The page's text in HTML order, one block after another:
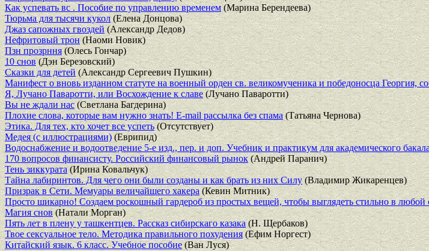
Как успевать вс . Пособие по управлению временем (Марина Берендеева)
Тюрьма для тысячи кукол(Елена Донцова)
Джаз сапожных гвоздей (Александр Дедов)
Нефритовый трон (Наоми Новик)
Пзн прозрння(Олесь Гончар)
10 снов(Дэн Березовский)
Сказки для детей (Александр Сергеевич Пушкин)
Манифест о вновь изданном статуте на военный орден св. великомученика и победоносца Георгия,
Я, Лучано Паваротти, или Восхождение к славе (Лучано Паваротти)
Вы не ждали нас (Светлана Багдерина)
Плохие слова, которые вам нужно знать! E-mail рассылка без спама(Татьяна Чернова)
Этика. Для тех, кто хочет все успеть(Отсутствует)
Медея (с иллюстрациями)(Еврипид)
Водоснабжение и водоотведение 5-е изд., пер. и доп. Учебник и практикум для академического
170 вопросов финансисту. Российский финансовый рынок(Андрей Паранич)
Тень зиккурата (Ирина Ковальчук)
Тайна лабиринтов. Для чего они были созданы и как брать из них Силу(Владимир Жикаренцев)
Призрак в Сети. Мемуары величайшего хакера (Кевин Митник)
Просто шикарно! Создаем роскошный гардероб из простых вещей, чтобы выглядеть стильно в любой
Магия снов (Натали Морган)
Пять лет в плену у ташкентцев. Рассказ сибирскаго казака (Н. Щербаков)
Твое сексуальное тело. Методика правильного похудения(Ефим Норгест)
Китайский язык. 6 класс. Учебное пособие (Ван Луся)